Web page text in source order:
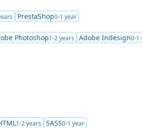
PrestaShop0-1 year
Photoshop1-2 years Adobe Indesign0-1
1-2 years SASS0-1 year